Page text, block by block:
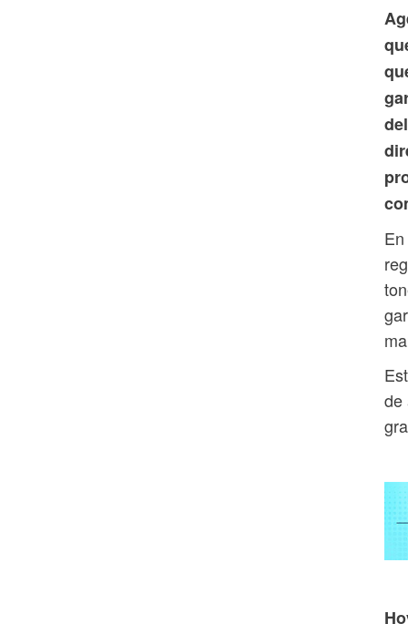
de